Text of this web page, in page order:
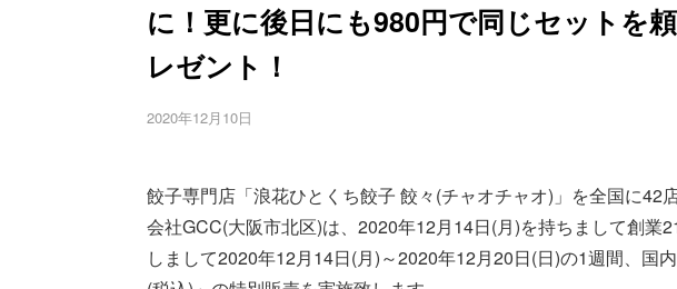
に！更に後日にも980円で同じセットを
レゼント！
2020年12月10日
餃子専門店「浪花ひとくち餃子 餃々(チャオチャオ)」を全国に42
会社GCC(大阪市北区)は、2020年12月14日(月)を持ちまして創業
しまして2020年12月14日(月)～2020年12月20日(日)の1週間、国